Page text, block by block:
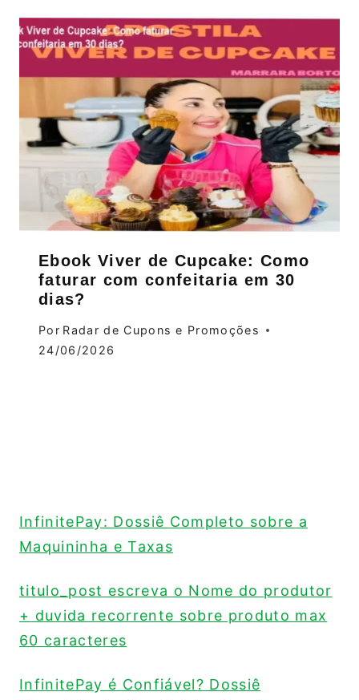
Ebook Viver de Cupcake: Como
faturar com confeitaria em 30
dias?
Por Radar de Cupons e Promoções
24/06/2026
InfinitePay: Dossiê Completo sobre a
Maquininha e Taxas
titulo_post escreva o Nome do produtor
+ duvida recorrente sobre produto max
60 caracteres
InfinitePay é Confiável? Dossiê